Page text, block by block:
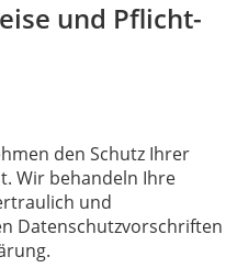
und Pflicht­
den Schutz Ihrer
Wir behandeln Ihre
und
Datenschutzvorschriften